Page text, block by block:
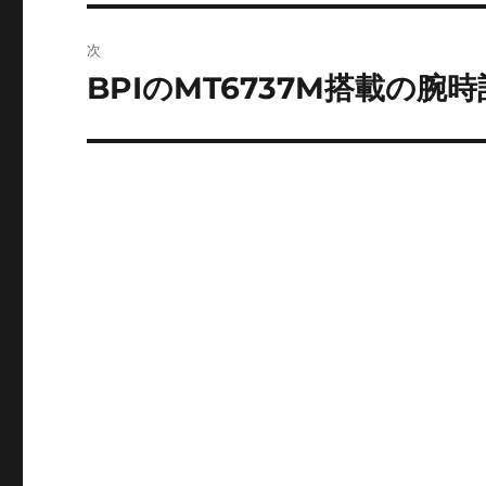
ゲ
投
稿:
次
次
投
BPIのMT6737M搭載の腕時